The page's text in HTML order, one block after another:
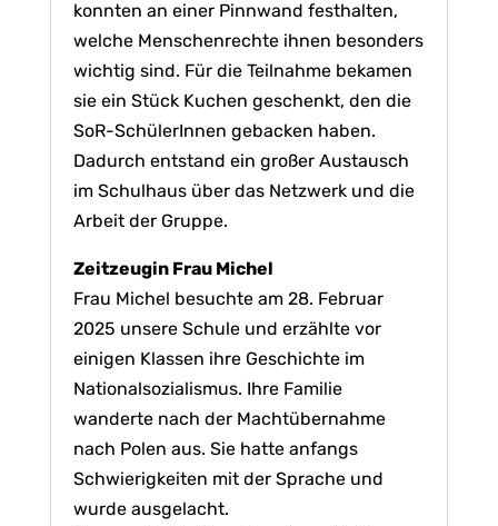
konnten an einer Pinnwand festhalten,
welche Menschenrechte ihnen besonders
wichtig sind. Für die Teilnahme bekamen
sie ein Stück Kuchen geschenkt, den die
SoR-SchülerInnen gebacken haben.
Dadurch entstand ein großer Austausch
im Schulhaus über das Netzwerk und die
Arbeit der Gruppe.
Zeitzeugin Frau Michel
Frau Michel besuchte am 28. Februar
2025 unsere Schule und erzählte vor
einigen Klassen ihre Geschichte im
Nationalsozialismus. Ihre Familie
wanderte nach der Machtübernahme
nach Polen aus. Sie hatte anfangs
Schwierigkeiten mit der Sprache und
wurde ausgelacht.